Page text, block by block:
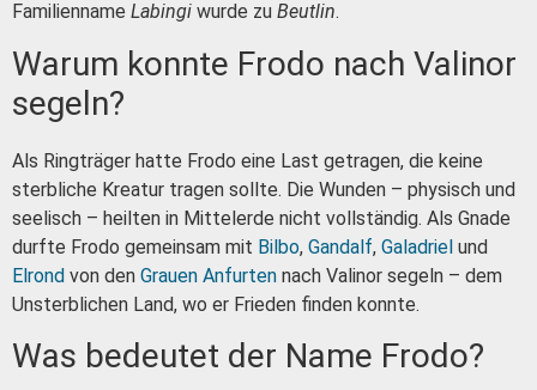
Familienname Labingi wurde zu Beutlin.
Warum konnte Frodo nach Valinor
segeln?
Als Ringträger hatte Frodo eine Last getragen, die keine
sterbliche Kreatur tragen sollte. Die Wunden – physisch und
seelisch – heilten in Mittelerde nicht vollständig. Als Gnade
durfte Frodo gemeinsam mit Bilbo, Gandalf, Galadriel und
Elrond von den Grauen Anfurten nach Valinor segeln – dem
Unsterblichen Land, wo er Frieden finden konnte.
Was bedeutet der Name Frodo?